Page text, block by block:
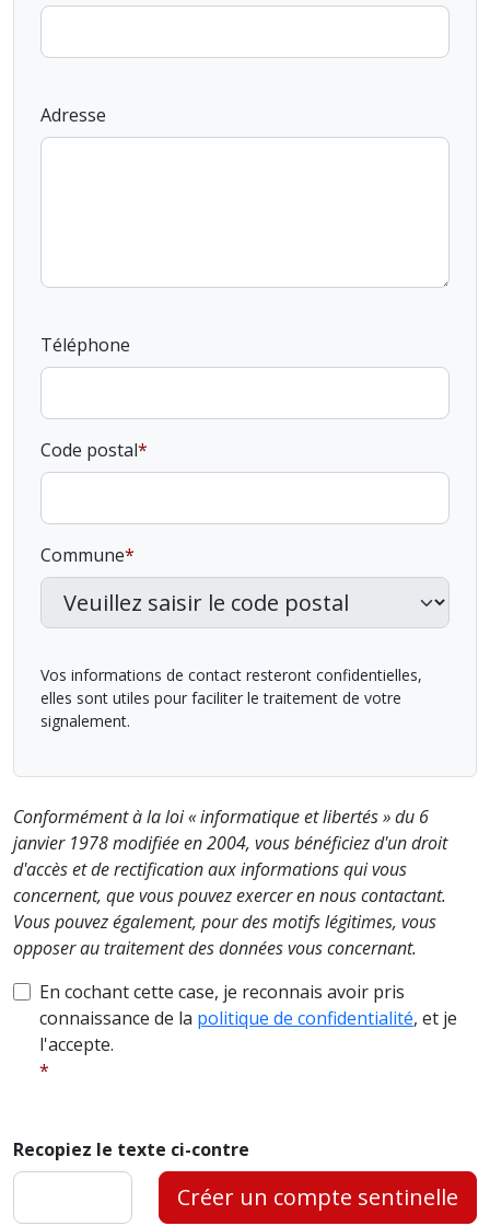
Adresse
Téléphone
Code postal
Commune
Vos informations de contact resteront confidentielles,
elles sont utiles pour faciliter le traitement de votre
signalement.
Conformément à la loi « informatique et libertés » du 6
janvier 1978 modifiée en 2004, vous bénéficiez d'un droit
d'accès et de rectification aux informations qui vous
concernent, que vous pouvez exercer en nous contactant.
Vous pouvez également, pour des motifs légitimes, vous
opposer au traitement des données vous concernant.
En cochant cette case, je reconnais avoir pris
connaissance de la politique de confidentialité, et je
l'accepte.
Recopiez le texte ci-contre
Créer un compte sentinelle